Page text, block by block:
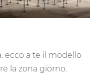
ecco a te il modello
la zona giorno.